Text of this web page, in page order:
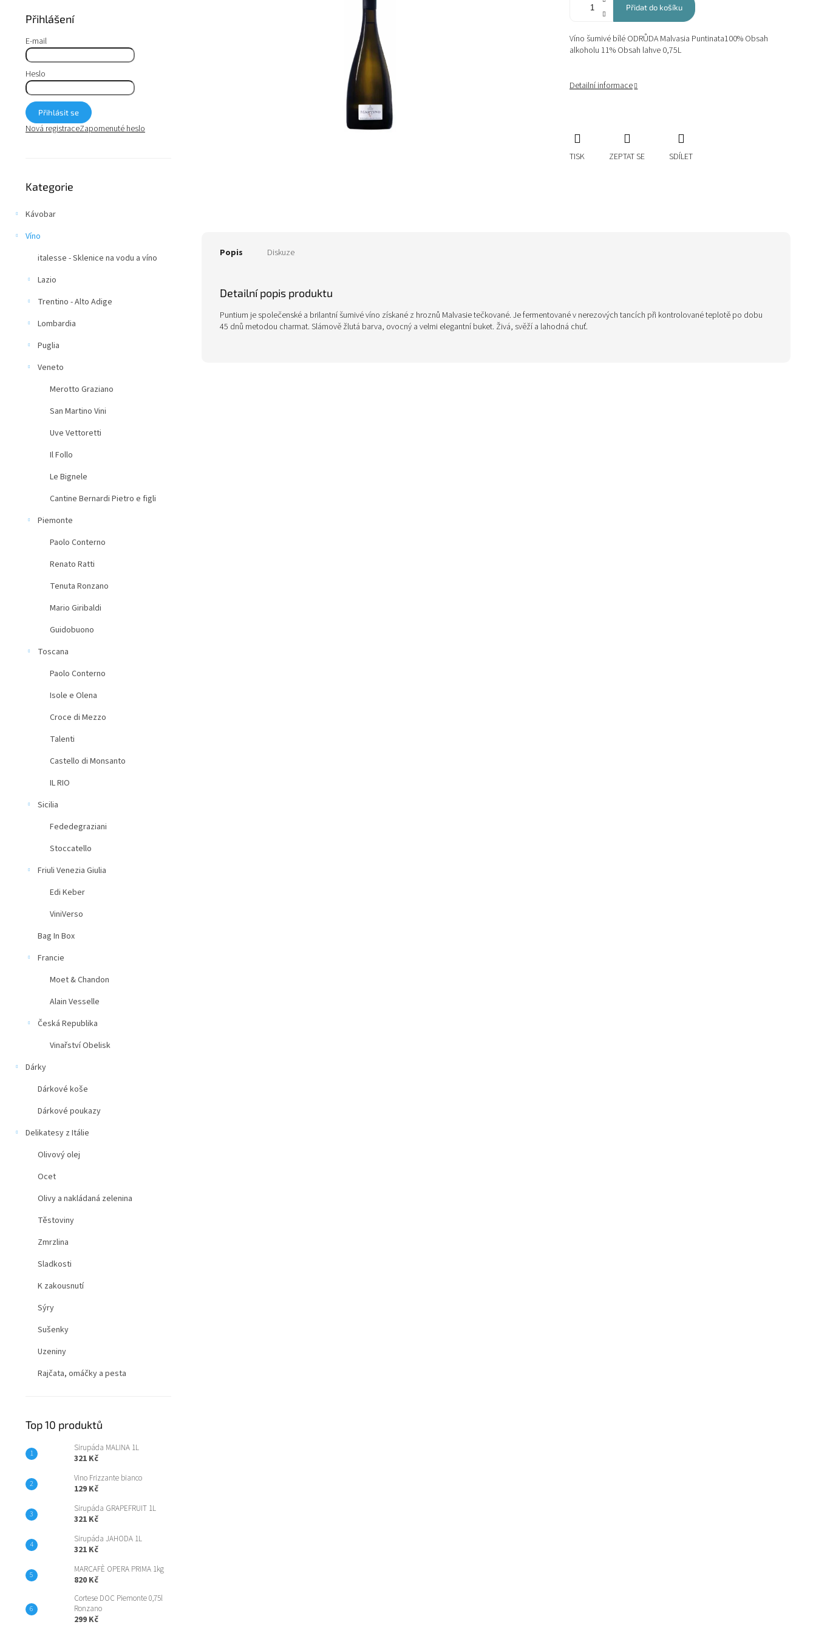
n
l
Přihlášení
E-mail
Heslo
Přihlásit se
Nová registraceZapomenuté heslo
kategorie
Kategorie
Kávobar
Víno
italesse - Sklenice na vodu a víno
Lazio
Trentino - Alto Adige
Lombardia
Puglia
Veneto
Merotto Graziano
San Martino Vini
Uve Vettoretti
Il Follo
Le Bignele
Cantine Bernardi Pietro e figli
Piemonte
Paolo Conterno
Renato Ratti
Tenuta Ronzano
Mario Giribaldi
Guidobuono
Toscana
Paolo Conterno
Isole e Olena
Croce di Mezzo
Talenti
Castello di Monsanto
IL RIO
Sicilia
Fededegraziani
Stoccatello
Friuli Venezia Giulia
Edi Keber
ViniVerso
Bag In Box
Francie
Moet & Chandon
Alain Vesselle
Česká Republika
Vinařství Obelisk
Dárky
Dárkové koše
Dárkové poukazy
Delikatesy z Itálie
Olivový olej
Ocet
Olivy a nakládaná zelenina
Těstoviny
Zmrzlina
Sladkosti
K zakousnutí
Sýry
Sušenky
Uzeniny
Rajčata, omáčky a pesta
Top 10 produktů
Sirupáda MALINA 1L
321 Kč
Vino Frizzante bianco
129 Kč
Sirupáda GRAPEFRUIT 1L
321 Kč
Sirupáda JAHODA 1L
321 Kč
MARCAFÈ OPERA PRIMA 1kg
820 Kč
Cortese DOC Piemonte 0,75l
Ronzano
299 Kč
Přidat do košíku
Víno šumivé bílé ODRŮDA Malvasia Puntinata100% Obsah
alkoholu 11% Obsah lahve 0,75L
Detailní informace
TISK ZEPTAT SE SDÍLET
Popis Diskuze
Detailní popis produktu
Puntium je společenské a brilantní šumivé víno získané z hroznů Malvasie tečkované. Je fermentované v nerezových tancích při kontrolované teplotě po dobu
45 dnů metodou charmat. Slámově žlutá barva, ovocný a velmi elegantní buket. Živá, svěží a lahodná chuť.